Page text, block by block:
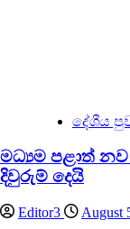
දේශීය
මධ්‍යම පළාත්
දිවුරුම් දෙයි
Editor3 August